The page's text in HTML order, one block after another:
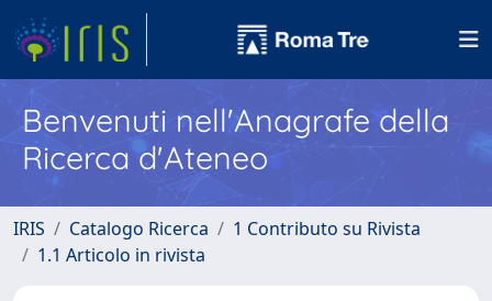
Benvenuti nell'Anagrafe della
Ricerca d'Ateneo
IRIS Catalogo Ricerca
1 Contributo su Rivista
1.1 Articolo in rivista